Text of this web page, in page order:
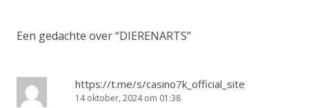
Een gedachte over “DIERENARTS”
https://t.me/s/casino7k_official_site
14 oktober, 2024 om 01:38